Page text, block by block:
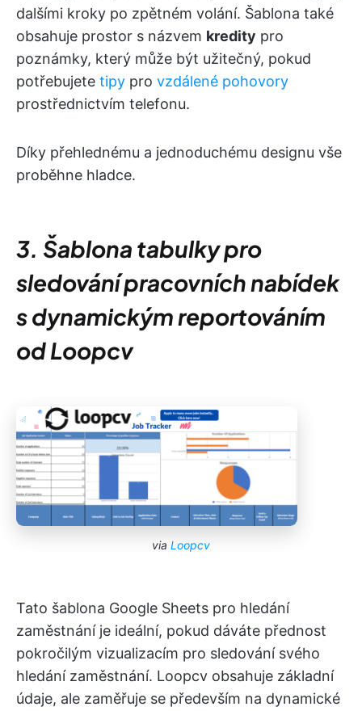
dalšími kroky po zpětném volání. Šablona také
obsahuje prostor s názvem kredity pro
poznámky, který může být užitečný, pokud
potřebujete tipy pro vzdálené pohovory
prostřednictvím telefonu.
Díky přehlednému a jednoduchému designu vše
proběhne hladce.
3. Šablona tabulky pro
sledování pracovních nabídek
s dynamickým reportováním
od Loopcv
via Loopcv
Tato šablona Google Sheets pro hledání
zaměstnání je ideální, pokud dáváte přednost
pokročilým vizualizacím pro sledování svého
hledání zaměstnání. Loopcv obsahuje základní
údaje, ale zaměřuje se především na dynamické